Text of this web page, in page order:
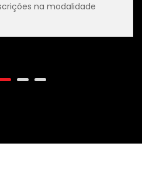
na modalidade